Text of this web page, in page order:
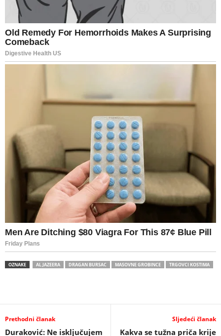
OZNAKE AL JAZEERA DRAGAN BURSAC MASOVNE GROBINCE TRGOVCI KOSTIMA
Prethodni članak
Duraković: Ne isključujem
Sljedeći članak
Kakva se tužna priča krije